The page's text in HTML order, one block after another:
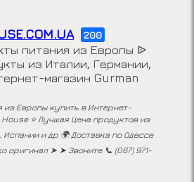
200
питания из Европы ᐉ
из Италии, Германии,
магазин Gurman
из Европы купить в Интернет-
⭐ Лучшая Цена продуктов из
Испании и др 🌍 Доставка по Одессе
оригинал ➤ ➤ Звоните 📞 (067) 971-